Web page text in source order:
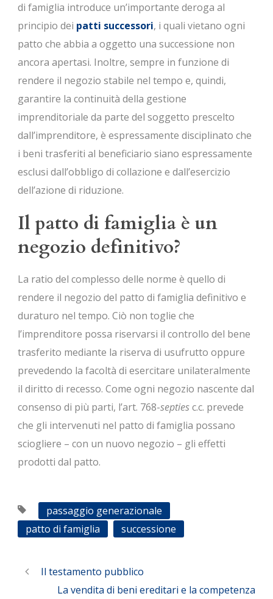
di famiglia introduce un’importante deroga al
principio dei patti successori, i quali vietano ogni
patto che abbia a oggetto una successione non
ancora apertasi. Inoltre, sempre in funzione di
rendere il negozio stabile nel tempo e, quindi,
garantire la continuità della gestione
imprenditoriale da parte del soggetto prescelto
dall’imprenditore, è espressamente disciplinato che
i beni trasferiti al beneficiario siano espressamente
esclusi dall’obbligo di collazione e dall’esercizio
dell’azione di riduzione.
Il patto di famiglia è un
negozio definitivo?
La ratio del complesso delle norme è quello di
rendere il negozio del patto di famiglia definitivo e
duraturo nel tempo. Ciò non toglie che
l’imprenditore possa riservarsi il controllo del bene
trasferito mediante la riserva di usufrutto oppure
prevedendo la facoltà di esercitare unilateralmente
il diritto di recesso. Come ogni negozio nascente dal
consenso di più parti, l’art. 768-septiesc.c. prevede
che gli intervenuti nel patto di famiglia possano
sciogliere – con un nuovo negozio – gli effetti
prodotti dal patto.
passaggio generazionale
patto di famiglia
successione
Il testamento pubblico
La vendita di beni ereditari e la competenza